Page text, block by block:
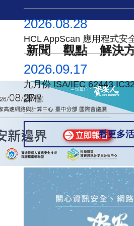
新聞 觀點 解決
2026.08.28
HCL AppScan 應用程式安
2026.09.17
九月份 ISA/IEC 62443
課程
看更多